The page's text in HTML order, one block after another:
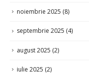
noiembrie 2025 (8)
septembrie 2025 (4)
august 2025 (2)
iulie 2025 (2)